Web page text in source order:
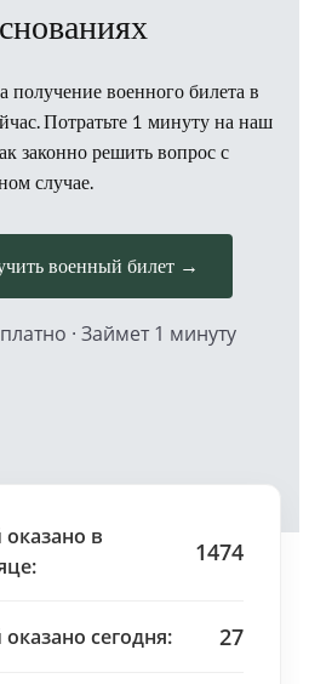
военного билета в
Потратьте 1 минуту на наш
законно решить вопрос с
случае.
военный билет →
· Займет 1 минуту
в
1474
сегодня: 27